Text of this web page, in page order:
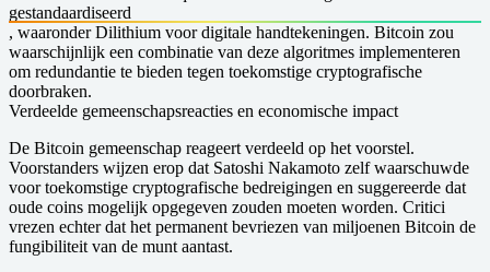
gestandaardiseerd
, waaronder Dilithium voor digitale handtekeningen. Bitcoin zou
waarschijnlijk een combinatie van deze algoritmes implementeren
om redundantie te bieden tegen toekomstige cryptografische
doorbraken.
Verdeelde gemeenschapsreacties en economische impact
De Bitcoin gemeenschap reageert verdeeld op het voorstel.
Voorstanders wijzen erop dat Satoshi Nakamoto zelf waarschuwde
voor toekomstige cryptografische bedreigingen en suggereerde dat
oude coins mogelijk opgegeven zouden moeten worden. Critici
vrezen echter dat het permanent bevriezen van miljoenen Bitcoin de
fungibiliteit van de munt aantast.